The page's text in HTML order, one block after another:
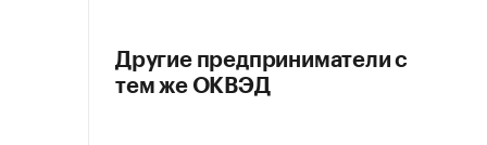
Другие предприниматели с
тем же ОКВЭД